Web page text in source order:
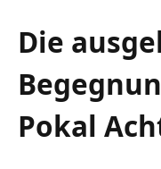
Die
Pokal